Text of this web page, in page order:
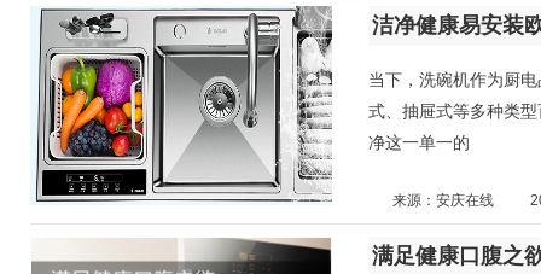
洁净健康易安装
当下，洗碗机作为厨
式、抽屉式等多种类
净这一单一的
来源：安庆在线
满足健康口腹之